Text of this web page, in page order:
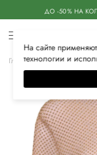
ДО -50% НА
Главная Женская
На сайте
технологии и